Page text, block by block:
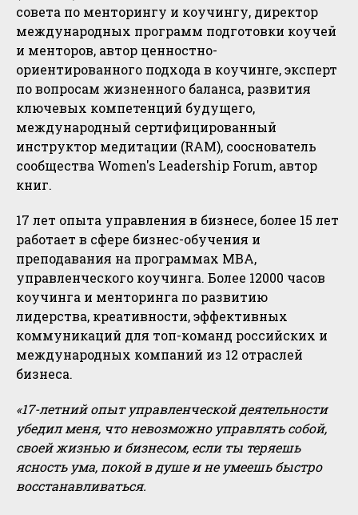
совета по менторингу и коучингу, директор
международных программ подготовки коучей
и менторов, автор ценностно-
ориентированного подхода в коучинге, эксперт
по вопросам жизненного баланса, развития
ключевых компетенций будущего,
международный сертифицированный
инструктор медитации (RAM), сооснователь
сообщества Women's Leadership Forum, автор
книг.
17 лет опыта управления в бизнесе, более 15 лет
работает в сфере бизнес-обучения и
преподавания на программах МВА,
управленческого коучинга. Более 12000 часов
коучинга и менторинга по развитию
лидерства, креативности, эффективных
коммуникаций для топ-команд российских и
международных компаний из 12 отраслей
бизнеса.
«17-летний опыт управленческой деятельности
убедил меня, что невозможно управлять собой,
своей жизнью и бизнесом, если ты теряешь
ясность ума, покой в душе и не умеешь быстро
восстанавливаться.